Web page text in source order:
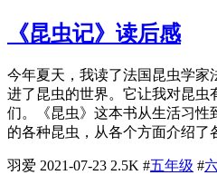
《昆虫记》读后感
今年夏天，我读了法国昆虫学家
进了昆虫的世界。它让我对昆虫
们。《昆虫》这本书从生活习性
的各种昆虫，从各个方面介绍了
羽爱 2021-07-23 2.5K #五年级 #